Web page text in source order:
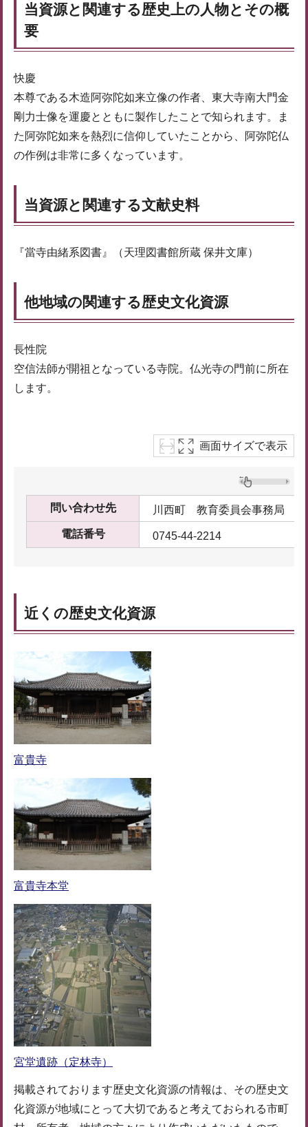
当資源と関連する歴史上の人物とその概
要
快慶
本尊である木造阿弥陀如来立像の作者、東大寺南大門金
剛力士像を運慶とともに製作したことで知られます。ま
た阿弥陀如来を熱烈に信仰していたことから、阿弥陀仏
の作例は非常に多くなっています。
当資源と関連する文献史料
『當寺由緒系図書』（天理図書館所蔵 保井文庫）
他地域の関連する歴史文化資源
長性院
空信法師が開祖となっている寺院。仏光寺の門前に所在
します。
画面サイズで表示
問い合わせ先 川西町 教育委員会事務局 社
電話番号 0745-44-2214
近くの歴史文化資源
富貴寺
富貴寺本堂
宮堂遺跡（定林寺）
掲載されております歴史文化資源の情報は、その歴史文
化資源が地域にとって大切であると考えておられる市町